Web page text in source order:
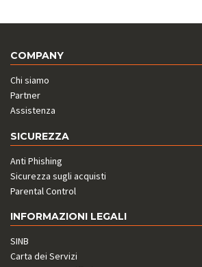
COMPANY
Chi siamo
Partner
Assistenza
SICUREZZA
Anti Phishing
Sicurezza sugli acquisti
Parental Control
INFORMAZIONI LEGALI
SINB
Carta dei Servizi